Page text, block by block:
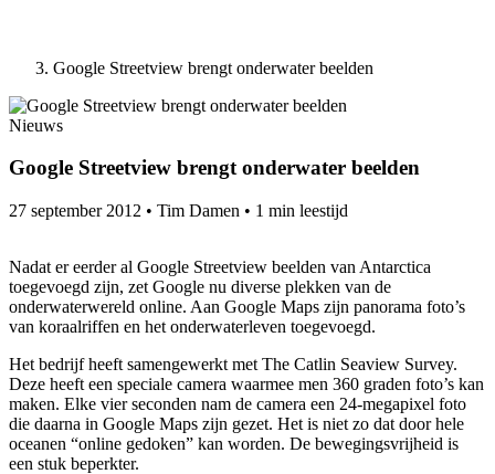
Google Streetview brengt onderwater beelden
Nieuws
Google Streetview brengt onderwater beelden
27 september 2012 • Tim Damen • 1 min leestijd
Nadat er eerder al Google Streetview beelden van Antarctica
toegevoegd zijn, zet Google nu diverse plekken van de
onderwaterwereld online. Aan Google Maps zijn panorama foto’s
van koraalriffen en het onderwaterleven toegevoegd.
Het bedrijf heeft samengewerkt met The Catlin Seaview Survey.
Deze heeft een speciale camera waarmee men 360 graden foto’s kan
maken. Elke vier seconden nam de camera een 24-megapixel foto
die daarna in Google Maps zijn gezet. Het is niet zo dat door hele
oceanen “online gedoken” kan worden. De bewegingsvrijheid is
een stuk beperkter.